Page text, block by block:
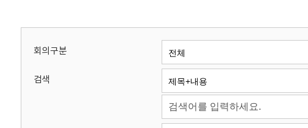
회
회의구분
검색